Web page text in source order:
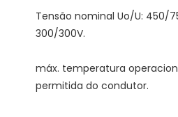
Tensão nominal Uo/U: 450/
máx. temperatura